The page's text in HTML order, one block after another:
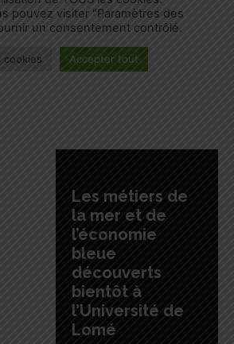
Les métiers de
la mer et de
l’économie
bleue
découverts
bientôt à
l’Université de
Lomé